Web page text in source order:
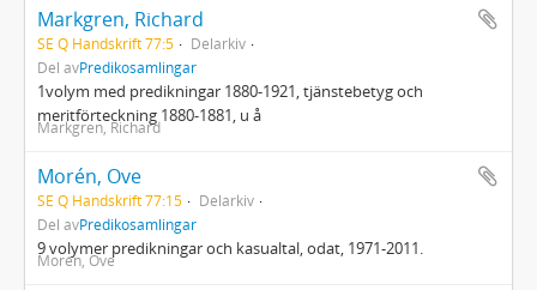
Markgren, Richard
SE Q Handskrift 77:5
Delarkiv
Del avPredikosamlingar
1volym med predikningar 1880-1921, tjänstebetyg och
meritförteckning 1880-1881, u å
Markgren, Richard
Morén, Ove
SE Q Handskrift 77:15
Delarkiv
Del avPredikosamlingar
9 volymer predikningar och kasualtal, odat, 1971-2011.
Morén, Ove